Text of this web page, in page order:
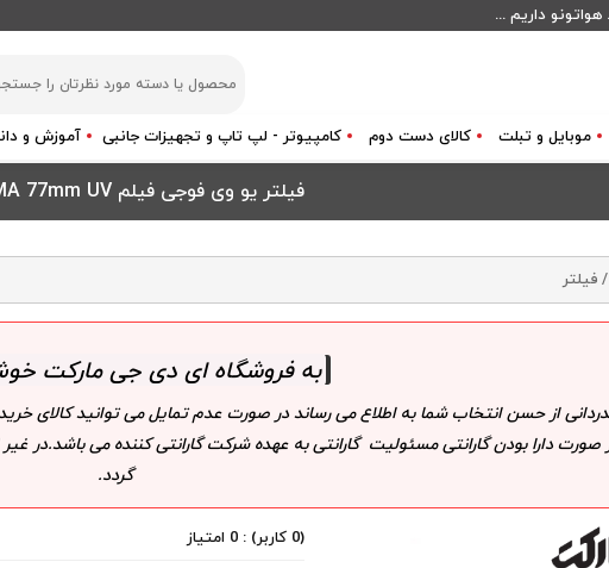
داریم ...
موبایل و تبلت کالای دست دوم کامپیوتر - لپ تاپ و تجهیزات جانبی آموزش و
فیلتر یو وی فوجی فیلم FUJIYAMA 77mm UV
/ فیلتر
به فروشگاه ای دی جی مارکت
از حسن انتخاب شما به اطلاع می رساند در صورت عدم تمایل می توانید کالای
دارا بودن گارانتی مسئولیت گارانتی به عهده شرکت گارانتی کننده می
گردد.
(0 کاربر) : 0 امتیاز